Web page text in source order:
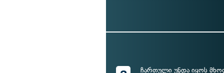
ჩართული უნდა იყოს